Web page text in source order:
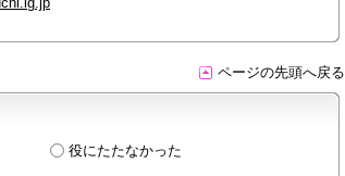
ページの先頭へ戻る
役にたたなかった